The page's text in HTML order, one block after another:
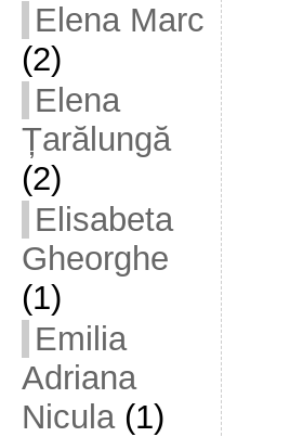
Elena Marc
(2)
Elena
Țarălungă
(2)
Elisabeta
Gheorghe
(1)
Emilia
Adriana
Nicula(1)